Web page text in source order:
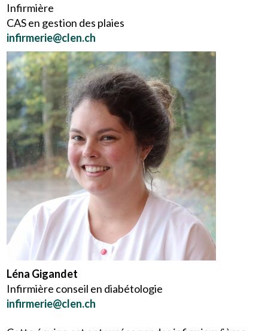
Infirmière
CAS en gestion des plaies
infirmerie@clen.ch
Léna Gigandet
Infirmière conseil en diabétologie
infirmerie@clen.ch